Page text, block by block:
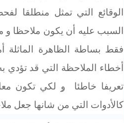
الوقائع التي تمثل منطلقا
السبب عليه أن يكون ملاحظا
فقط بساطة الظاهرة الماثلة
أخطاء الملاحظة التي قد تؤدي
تعريفا خاطئا
و لكي تكون
كالأدوات التي من شانها جعل